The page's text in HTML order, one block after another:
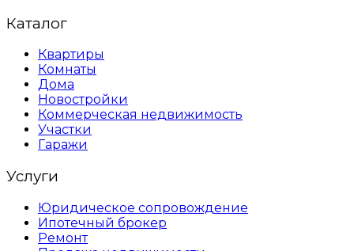
Каталог
Квартиры
Комнаты
Дома
Новостройки
Коммерческая недвижимость
Участки
Гаражи
Услуги
Юридическое сопровождение
Ипотечный брокер
Ремонт